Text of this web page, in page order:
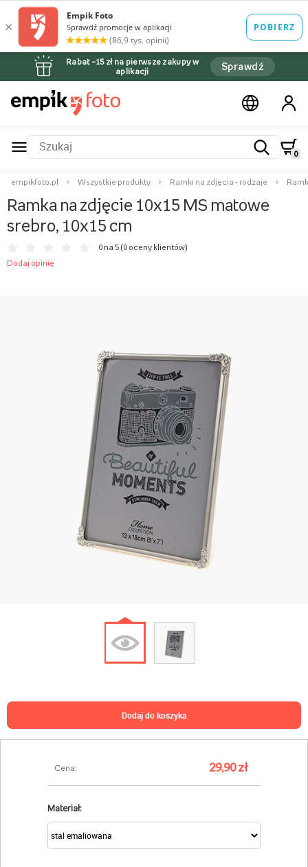
Rabat –15 zł na pierwsze zakupy w
aplikacji
Sprawdź
0
empikfoto.pl Wszystkie produkty Ramki na zdjęcia - rodzaje
Ramka na zdjęcie 10x15 MS matowe
srebro, 10x15 cm
0 na 5 (0 oceny klientów)
Dodaj opinię
Cena: 29,90 zł
Materiał:
dodaj do koszyka